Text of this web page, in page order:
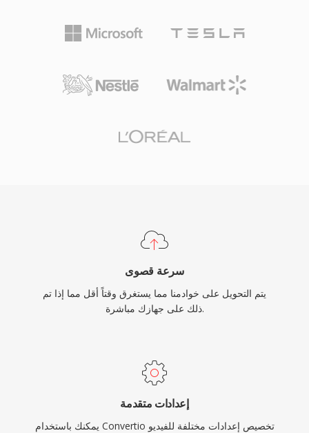
سرعة قصوى
يتم التحويل على خوادمنا مما يستغرق وقتاً أقل مما إذا تم
ذلك على جهازك مباشرة.
إعدادات متقدمة
يمكنك باستخدام Convertio تخصيص إعدادات مختلفة للفيديو